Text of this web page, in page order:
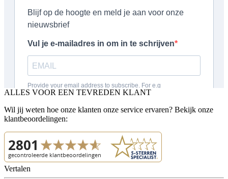
ALLES VOOR EEN TEVREDEN KLANT
Wil jij weten hoe onze klanten onze service ervaren? Bekijk onze
klantbeoordelingen:
Vertalen